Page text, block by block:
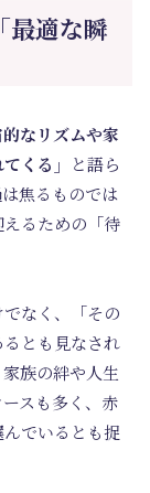
最適な瞬
的なリズムや家
くる」
と語ら
焦るものでは
るための「待
なく、「その
とも見なされ
族の絆や人生
スも多く、赤
でいるとも捉